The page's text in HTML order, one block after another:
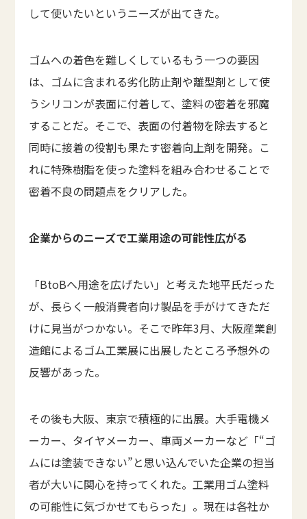
して使いたいというニーズが出てきた。
ゴムへの着色を難しくしているもう一つの要因
は、ゴムに含まれる劣化防止剤や離型剤として使
うシリコンが表面に付着して、塗料の密着を邪魔
することだ。そこで、表面の付着物を除去すると
同時に接着の役割も果たす密着向上剤を開発。こ
れに特殊樹脂を使った塗料を組み合わせることで
密着不良の問題点をクリアした。
企業からのニーズで工業用途の可能性広がる
「BtoBへ用途を広げたい」と考えた地平氏だった
が、長らく一般消費者向け製品を手がけてきただ
けに見当がつかない。そこで昨年3月、大阪産業創
造館によるゴム工業展に出展したところ予想外の
反響があった。
その後も大阪、東京で積極的に出展。大手電機メ
ーカー、タイヤメーカー、車両メーカーなど「“ゴ
ムには塗装できない”と思い込んでいた企業の担当
者が大いに関心を持ってくれた。工業用ゴム塗料
の可能性に気づかせてもらった」。現在は各社か